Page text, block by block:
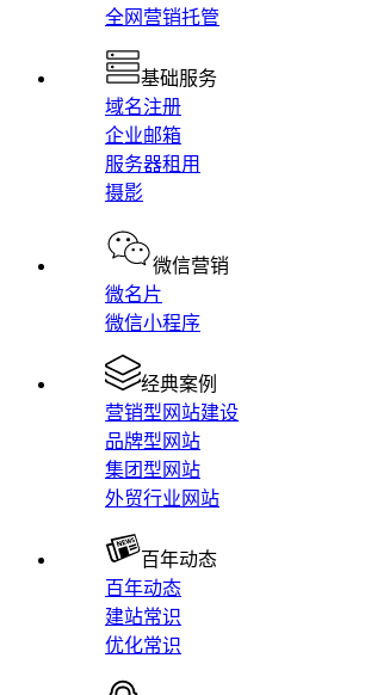
全网营销托管
基础服务
域名注册
企业邮箱
服务器租用
摄影
微信营销
微名片
微信小程序
经典案例
营销型网站建设
品牌型网站
集团型网站
外贸行业网站
百年动态
百年动态
建站常识
优化常识